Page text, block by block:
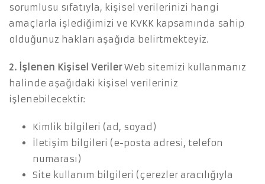
sorumlusu sıfatıyla, kişisel verilerinizi hangi
amaçlarla işlediğimizi ve KVKK kapsamında sahip
olduğunuz hakları aşağıda belirtmekteyiz.
2. İşlenen Kişisel VerilerWeb sitemizi kullanmanız
halinde aşağıdaki kişisel verileriniz
işlenebilecektir:
Kimlik bilgileri (ad, soyad)
İletişim bilgileri (e-posta adresi, telefon
numarası)
Site kullanım bilgileri (çerezler aracılığıyla
Googleile devam edin